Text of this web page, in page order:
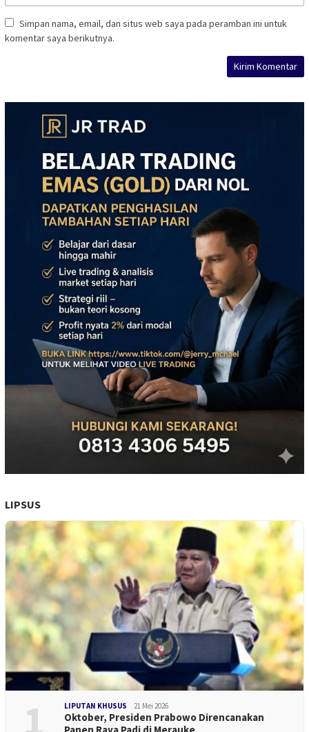
Simpan nama, email, dan situs web saya pada peramban ini untuk
komentar saya berikutnya.
LIPSUS
1 LIPUTAN KHUSUS 21 Mei 2026
Oktober, Presiden Prabowo Direncanakan